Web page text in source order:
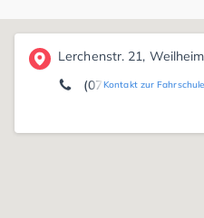
Lerchenstr. 21, Weilheim
Kontakt zur Fahrschule
(07023) 7 34 38